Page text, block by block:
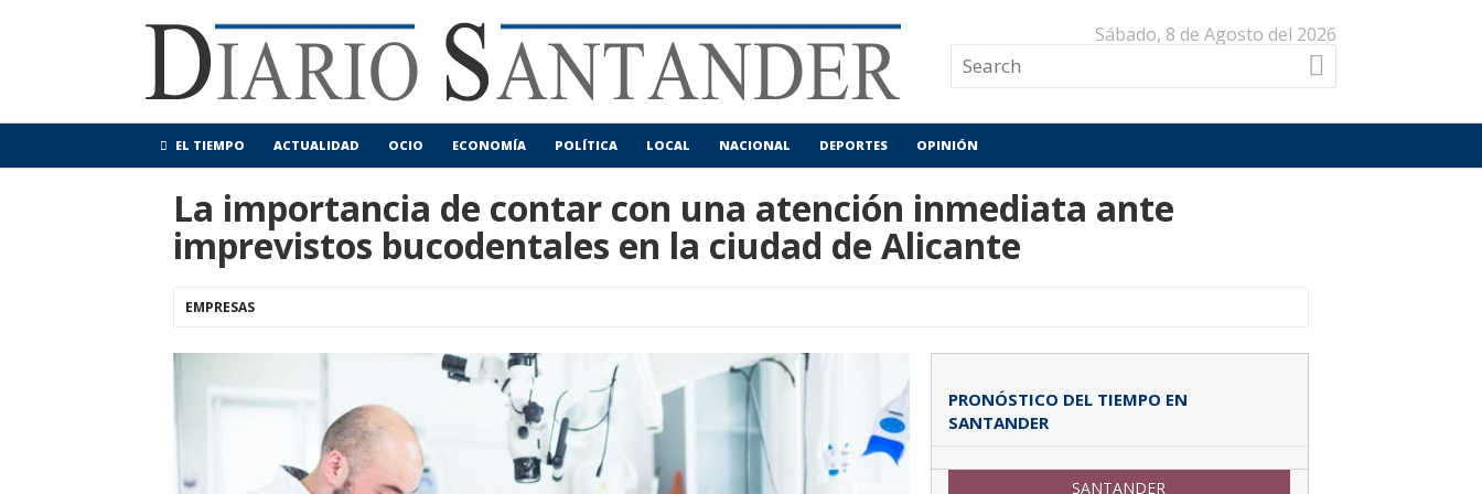
Sábado, 8 de Agosto del 2026
EL TIEMPO ACTUALIDAD OCIO ECONOMÍA POLÍTICA LOCAL NACIONAL DEPORTES OPINIÓN
La importancia de contar con una atención inmediata ante
imprevistos bucodentales en la ciudad de Alicante
EMPRESAS
PRONÓSTICO DEL TIEMPO EN
SANTANDER
SANTANDER